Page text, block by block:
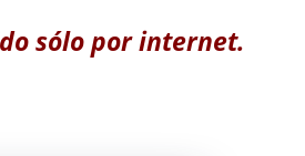
sólo por internet.